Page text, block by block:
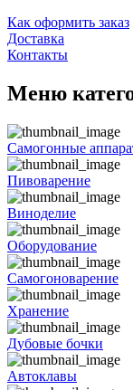
Как оформить заказ
Доставка
Контакты
Меню
Самогонные
Пивоварение
Виноделие
Оборудование
Самогоноварение
Хранение
Дубовые бочки
Автоклавы